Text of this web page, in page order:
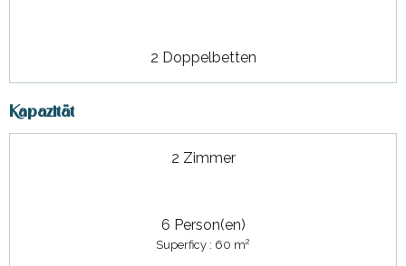
2 Doppelbetten
Kapazität
2 Zimmer
6 Person(en)
Superficy : 60 m2